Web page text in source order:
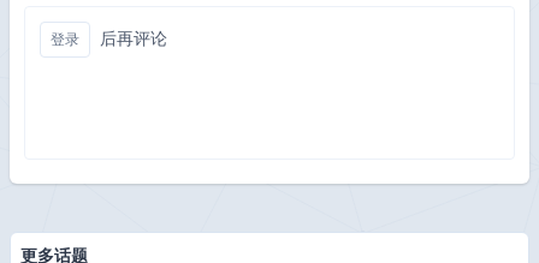
登录 后再评论
更多话题